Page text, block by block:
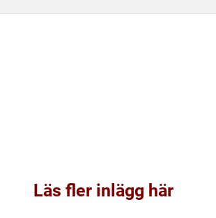
Läs fler inlägg här